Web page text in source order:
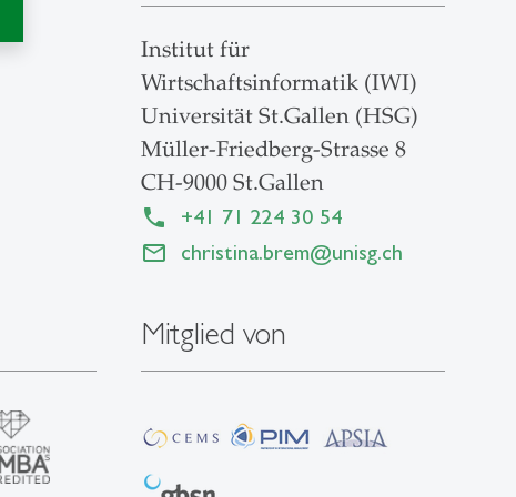
Institut für
Wirtschaftsinformatik (IWI)
Universität St.Gallen (HSG)
Müller-Friedberg-Strasse 8
CH-9000 St.Gallen
+41 71 224 30 54
christina.brem@unisg.ch
Mitglied von